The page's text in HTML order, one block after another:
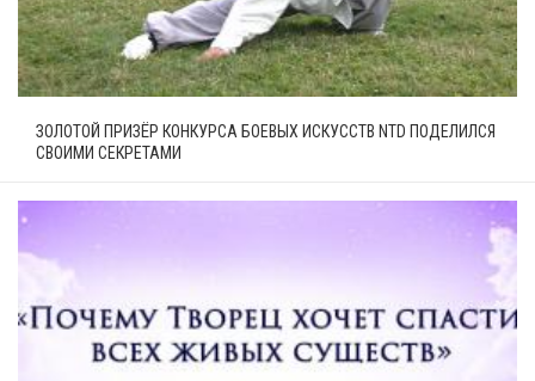
ЗОЛОТОЙ ПРИЗЁР КОНКУРСА БОЕВЫХ ИСКУССТВ NTD ПОДЕЛИЛСЯ
СВОИМИ СЕКРЕТАМИ